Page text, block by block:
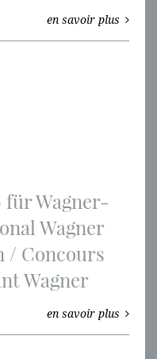
en savoir plus
für Wagner-
Wagner
/ Concours
Wagner
en savoir plus